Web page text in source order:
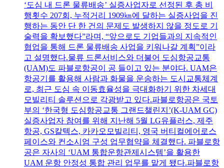
‘도심 내 드론 물류배송’ 실증사업자로 선정된 후 총 비
행횟수 207회, 누적거리 1909㎞에 달하는 실증사업을 진
행하는 동안 단 한 건의 문제도 발생하지 않을 정도로 기
술력을 확보했다”라며, “앞으로도 기업들과의 지속적인
협업을 통해 드론 물류배송 사업을 키워나갈 계획”이라
고 설명했다.물류 드론서비스와 더불어 도심항공교통
(UAM)도 파블로항공이 공 들이고 있는 분야다. UAM은
항공기를 활용해 사람과 화물을 운송하는 도시교통체계
로, 최근 도심 속 이동효율성을 극대화하기 위한 차세대
모빌리티 솔루션으로 각광받고 있다.파블로항공은 국토
부의 ‘한국형 도심항공교통 그랜드챌린지’(K-UAM GC)
실증사업자 참여를 위해 지난해 5월 LG유플러스, 제주
항공, GS칼텍스, 카카오모빌리티, 영국 버티컬에어로스
페이스와 컨소시엄 구성 업무협약을 체결했다. 파블로항
공은 자사의 ‘UAM 통합운항관제시스템’을 활용한
UAM 운항 안정성 통합 관리 업무를 맡게 됐다.파블로항